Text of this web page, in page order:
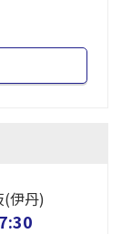
(伊丹)